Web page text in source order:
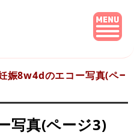
娠8w4dのエコー写真(ペー
写真(ページ3)